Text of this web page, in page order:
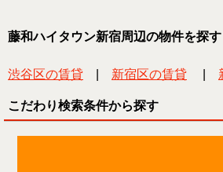
藤和ハイタウン新宿周辺の物件を探す
渋谷区の賃貸 新宿区の賃貸
こだわり検索条件から探す